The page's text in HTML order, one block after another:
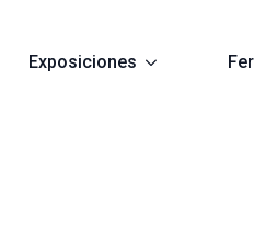
Exposiciones